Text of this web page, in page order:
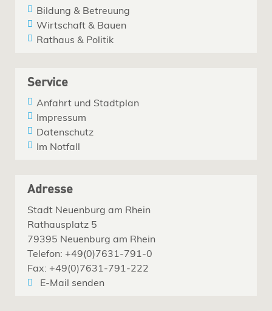
Bildung & Betreuung
Wirtschaft & Bauen
Rathaus & Politik
Service
Anfahrt und Stadtplan
Impressum
Datenschutz
Im Notfall
Adresse
Stadt Neuenburg am Rhein
Rathausplatz 5
79395 Neuenburg am Rhein
Telefon: +49(0)7631-791-0
Fax: +49(0)7631-791-222
E-Mail senden